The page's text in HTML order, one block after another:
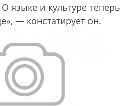
языке и культуре теперь
— констатирует он.